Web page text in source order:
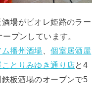
場がピオレ姫路のラー
プンしています。
播州酒場 、個室居酒屋
とりみゆき通り店と4
板酒場のオープンで5